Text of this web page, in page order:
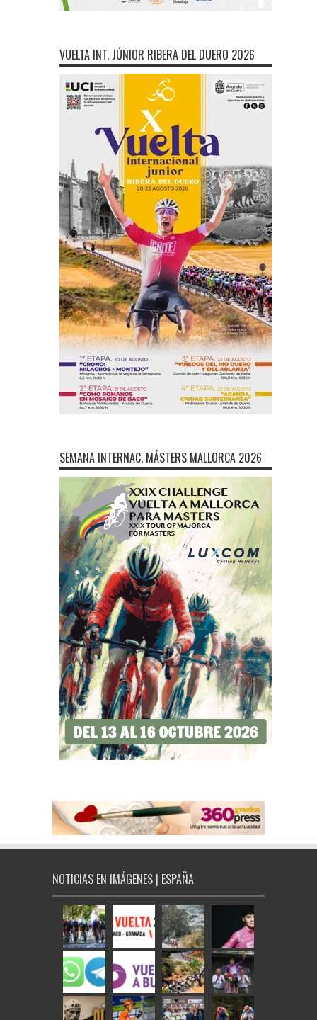
VUELTA INT. JÚNIOR RIBERA DEL DUERO 2026
SEMANA INTERNAC. MÁSTERS MALLORCA 2026
NOTICIAS EN IMÁGENES | ESPAÑA